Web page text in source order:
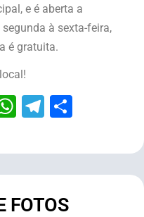
e é aberta a
à sexta-feira,
é gratuita.
WhatsApp
Telegram
FOTOS